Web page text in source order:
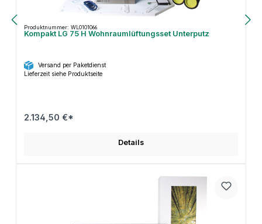
Produktnummer: WL0101066
Kompakt LG 75 H Wohnraumlüftungsset Unterputz
Versand per Paketdienst
Lieferzeit siehe Produktseite
2.134,50 €*
Details